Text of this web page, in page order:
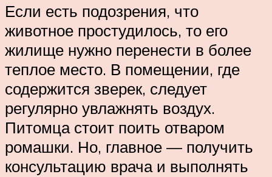
Если есть подозрения, что
животное простудилось, то его
жилище нужно перенести в более
теплое место. В помещении, где
содержится зверек, следует
регулярно увлажнять воздух.
Питомца стоит поить отваром
ромашки. Но, главное — получить
консультацию врача и выполнять